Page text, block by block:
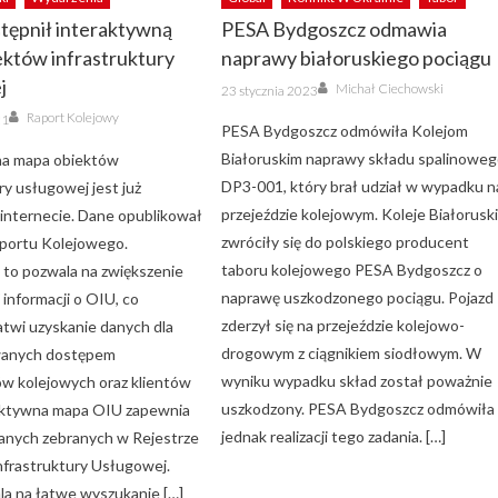
interaktywną
infrastruktury
Author
Raport Kolejowy
mapa obiektów
usługowej jest już
Dane opublikował
Kolejowego.
to pozwala na zwiększenie
o OIU, co
uzyskanie danych dla
dostępem
kolejowych oraz klientów
mapa OIU zapewnia
zebranych w Rejestrze
Usługowej.
na łatwe wyszukanie […]
PESA Bydgoszcz odmawia
naprawy białoruskiego pociągu
Posted
on
23 stycznia 2023 Author
Michał Ciechowski
PESA Bydgoszcz odmówiła Kolejom
Białoruskim naprawy składu
DP3-001, który brał udział w wypadku
przejeździe kolejowym. Koleje
zwróciły się do polskiego producent
taboru kolejowego PESA Bydgoszcz o
naprawę uszkodzonego pociągu. Pojazd
zderzył się na przejeździe kolejowo-
drogowym z ciągnikiem siodłowym. W
wyniku wypadku skład został poważnie
uszkodzony. PESA Bydgoszcz odmówiła
jednak realizacji tego zadania. […]